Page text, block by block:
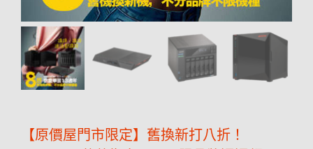
【原價屋門市限定】舊換新打八折！